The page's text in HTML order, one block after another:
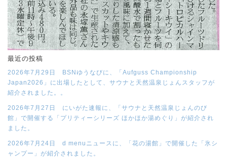
最近の投稿
2026年7月29日 BSNゆうなびに、「Aufguss Championship
Japan2026」に出場したとして、サウナと天然温泉じょんスタッフが
紹介されました。。
2026年7月27日 にいがた速報に、「サウナと天然温泉じょんのび
館」で開催する「プリティーシリーズ ほかほか湯めぐり」が紹介され
ました。
2026年7月24日 d menuニュースに、「花の湯館」で開催した「氷シ
ャンプー」が紹介されました。